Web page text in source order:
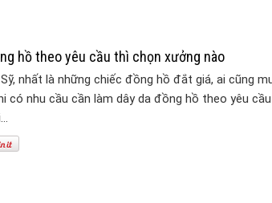
hồ theo yêu cầu thì chọn xưởng nào
nhất là những chiếc đồng hồ đắt giá, ai cũng
có nhu cầu cần làm dây da đồng hồ theo yêu